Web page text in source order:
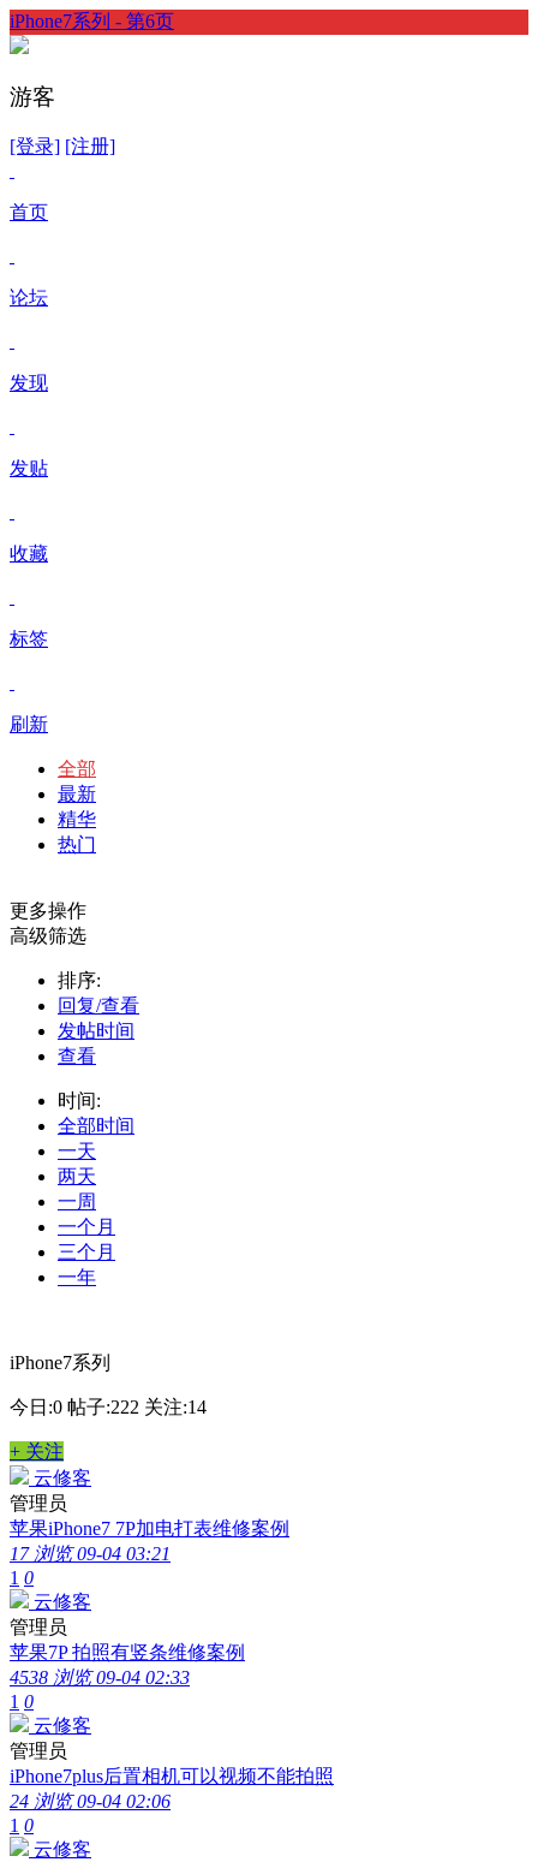
iPhone7系列 - 第6页
游客
[登录] [注册]
首页
论坛
发现
发贴
收藏
标签
刷新
全部
最新
精华
热门
更多操作
高级筛选
排序:
回复/查看
发帖时间
查看
时间:
全部时间
一天
两天
一周
一个月
三个月
一年
iPhone7系列
今日:0 帖子:222 关注:14
+ 关注
云修客
管理员
苹果iPhone7 7P加电打表维修案例
17 浏览 09-04 03:21
1 0
云修客
管理员
苹果7P 拍照有竖条维修案例
4538 浏览 09-04 02:33
1 0
云修客
管理员
iPhone7plus后置相机可以视频不能拍照
24 浏览 09-04 02:06
1 0
云修客